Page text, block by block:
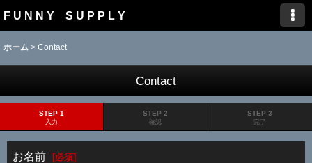
F U N N Y S U P P L Y
ホーム > Contact
Contact
STEP 1
入力
STEP 2
確認
STEP 3
完了
お名前 [必須]